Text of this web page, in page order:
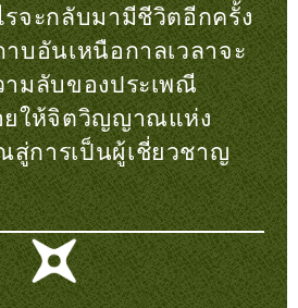
จะกลับมามีชีวิตอีกครั้ง
บอันเหนือกาลเวลาจะ
มลับของประเพณี
ยให้จิตวิญญาณแห่ง
การเป็นผู้เชี่ยวชาญ